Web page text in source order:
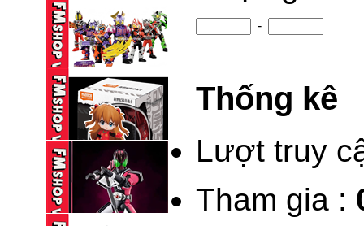
1,150,000 VND
BLINDBOX BLOKEES
KAMEN RIDER ...
95,000 VND
BLINDBOX BLOKEES
KAMEN RIDER ...
195,000 VND
(NEW) BLINDBOX
BLOKEES DAALA ...
-
Thống kê
Lượt truy
Tham gia :